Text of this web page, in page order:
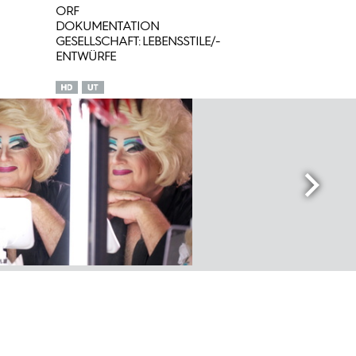
ORF
DOKUMENTATION
GESELLSCHAFT: LEBENSSTILE/-
ENTWÜRFE